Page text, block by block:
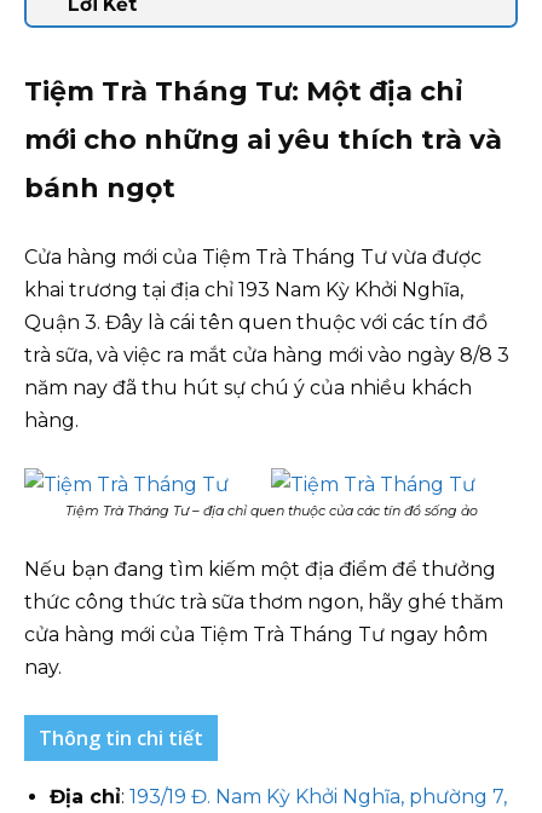
Tiệm Trà Tháng Tư: Một địa chỉ
mới cho những ai yêu thích trà và
bánh ngọt
Cửa hàng mới của Tiệm Trà Tháng Tư vừa được
khai trương tại địa chỉ 193 Nam Kỳ Khởi Nghĩa,
Quận 3. Đây là cái tên quen thuộc với các tín đồ
trà sữa, và việc ra mắt cửa hàng mới vào ngày 8/8 3
năm nay đã thu hút sự chú ý của nhiều khách
hàng.
Tiệm Trà Tháng Tư – địa chỉ quen thuộc của các tín đồ sống ảo
Nếu bạn đang tìm kiếm một địa điểm để thưởng
thức công thức trà sữa thơm ngon, hãy ghé thăm
cửa hàng mới của Tiệm Trà Tháng Tư ngay hôm
nay.
Thông tin chi tiết
Địa chỉ: 193/19 Đ. Nam Kỳ Khởi Nghĩa, phường 7,